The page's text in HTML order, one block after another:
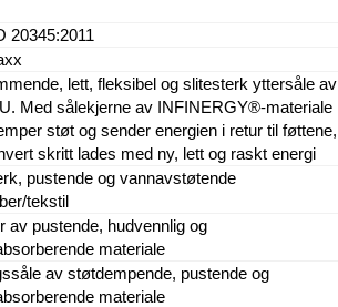
20345:2011
lett, fleksibel og slitesterk yttersåle av
Med sålekjerne av INFINERGY®-materiale
støt og sender energien i retur til føttene,
skritt lades med ny, lett og raskt energi
pustende og vannavstøtende
tekstil
av pustende, hudvennlig og
materiale
av støtdempende, pustende og
materiale